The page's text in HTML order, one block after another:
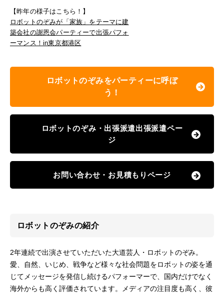
【昨年の様子はこちら！】
ロボットのぞみが「家族」をテーマに建
築会社の謝恩会パーティーで出張パフォ
ーマンス！in東京都港区
ロボットのぞみをパーティーに呼ぼ
う！
ロボットのぞみ・出張派遣出張派遣ペー
ジ
お問い合わせ・お見積もりページ
ロボットのぞみの紹介
2年連続で出演させていただいた大道芸人・ロボットのぞみ。
愛、自然、いじめ、戦争など様々な社会問題をロボットの姿を通
じてメッセージを発信し続けるパフォーマーで、国内だけでなく
海外からも高く評価されています。メディアの注目度も高く、彼